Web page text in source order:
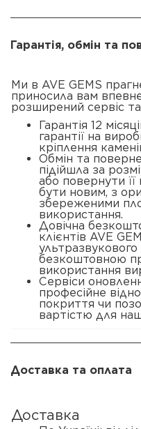
Гарантія, обмін та
Ми в AVE GEMS
приносила вам
розширений сервіс
Гарантія 12
гарантії на
кріплення
Обмін та
підійшла за
або повернути її
бути новим, з
збереженими
використання.
Довічна
клієнтів AVE
безкоштовною
використання
Сервіси
професійне
покриття чи
вартістю для
Доставка та оплата
Доставка